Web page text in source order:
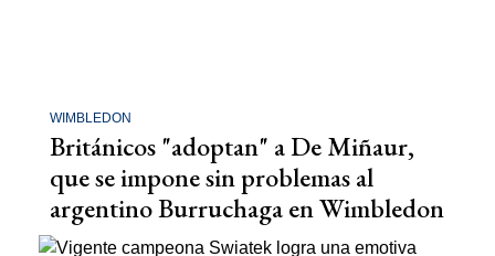
WIMBLEDON
Británicos "adoptan" a De Miñaur,
que se impone sin problemas al
argentino Burruchaga en Wimbledon